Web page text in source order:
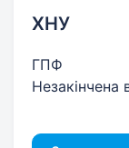
ХНУ
ГПФ